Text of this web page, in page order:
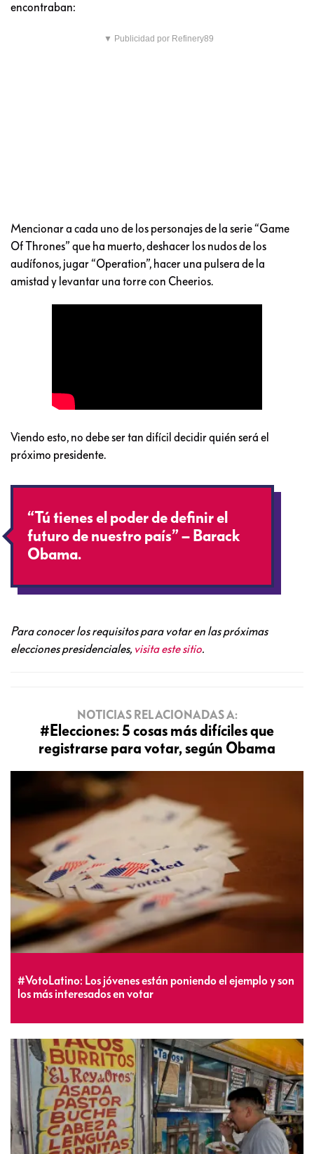
encontraban:
▼ Publicidad por Refinery89
Mencionar a cada uno de los personajes de la serie “Game
Of Thrones” que ha muerto, deshacer los nudos de los
audífonos, jugar “Operation”, hacer una pulsera de la
amistad y levantar una torre con Cheerios.
Viendo esto, no debe ser tan difícil decidir quién será el
próximo presidente.
“Tú tienes el poder de definir el
futuro de nuestro país” – Barack
Obama.
Para conocer los requisitos para votar en las próximas
elecciones presidenciales, visita este sitio.
NOTICIAS RELACIONADAS A:
#Elecciones: 5 cosas más difíciles que
registrarse para votar, según Obama
#VotoLatino: Los jóvenes están poniendo el ejemplo y son
los más interesados en votar